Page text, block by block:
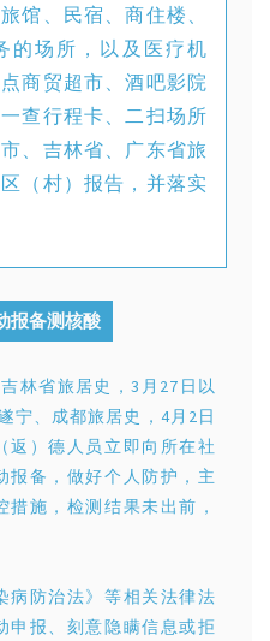
馆、民宿、商住楼、
的场所，以及医疗机
商贸超市、酒吧影院
查行程卡、二扫场所
、吉林省、广东省旅
（村）报告，并落实
报备测核酸
林省旅居史，3月27日以
宁、成都旅居史，4月2日
返）德人员立即向所在社
报备，做好个人防护，主
施，检测结果未出前，
病防治法》等相关法律法
申报、刻意隐瞒信息或拒